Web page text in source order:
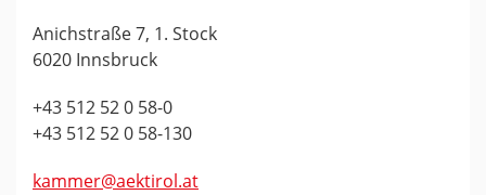
Anichstraße 7, 1. Stock
6020 Innsbruck
+43 512 52 0 58-0
+43 512 52 0 58-130
kammer@aektirol.at